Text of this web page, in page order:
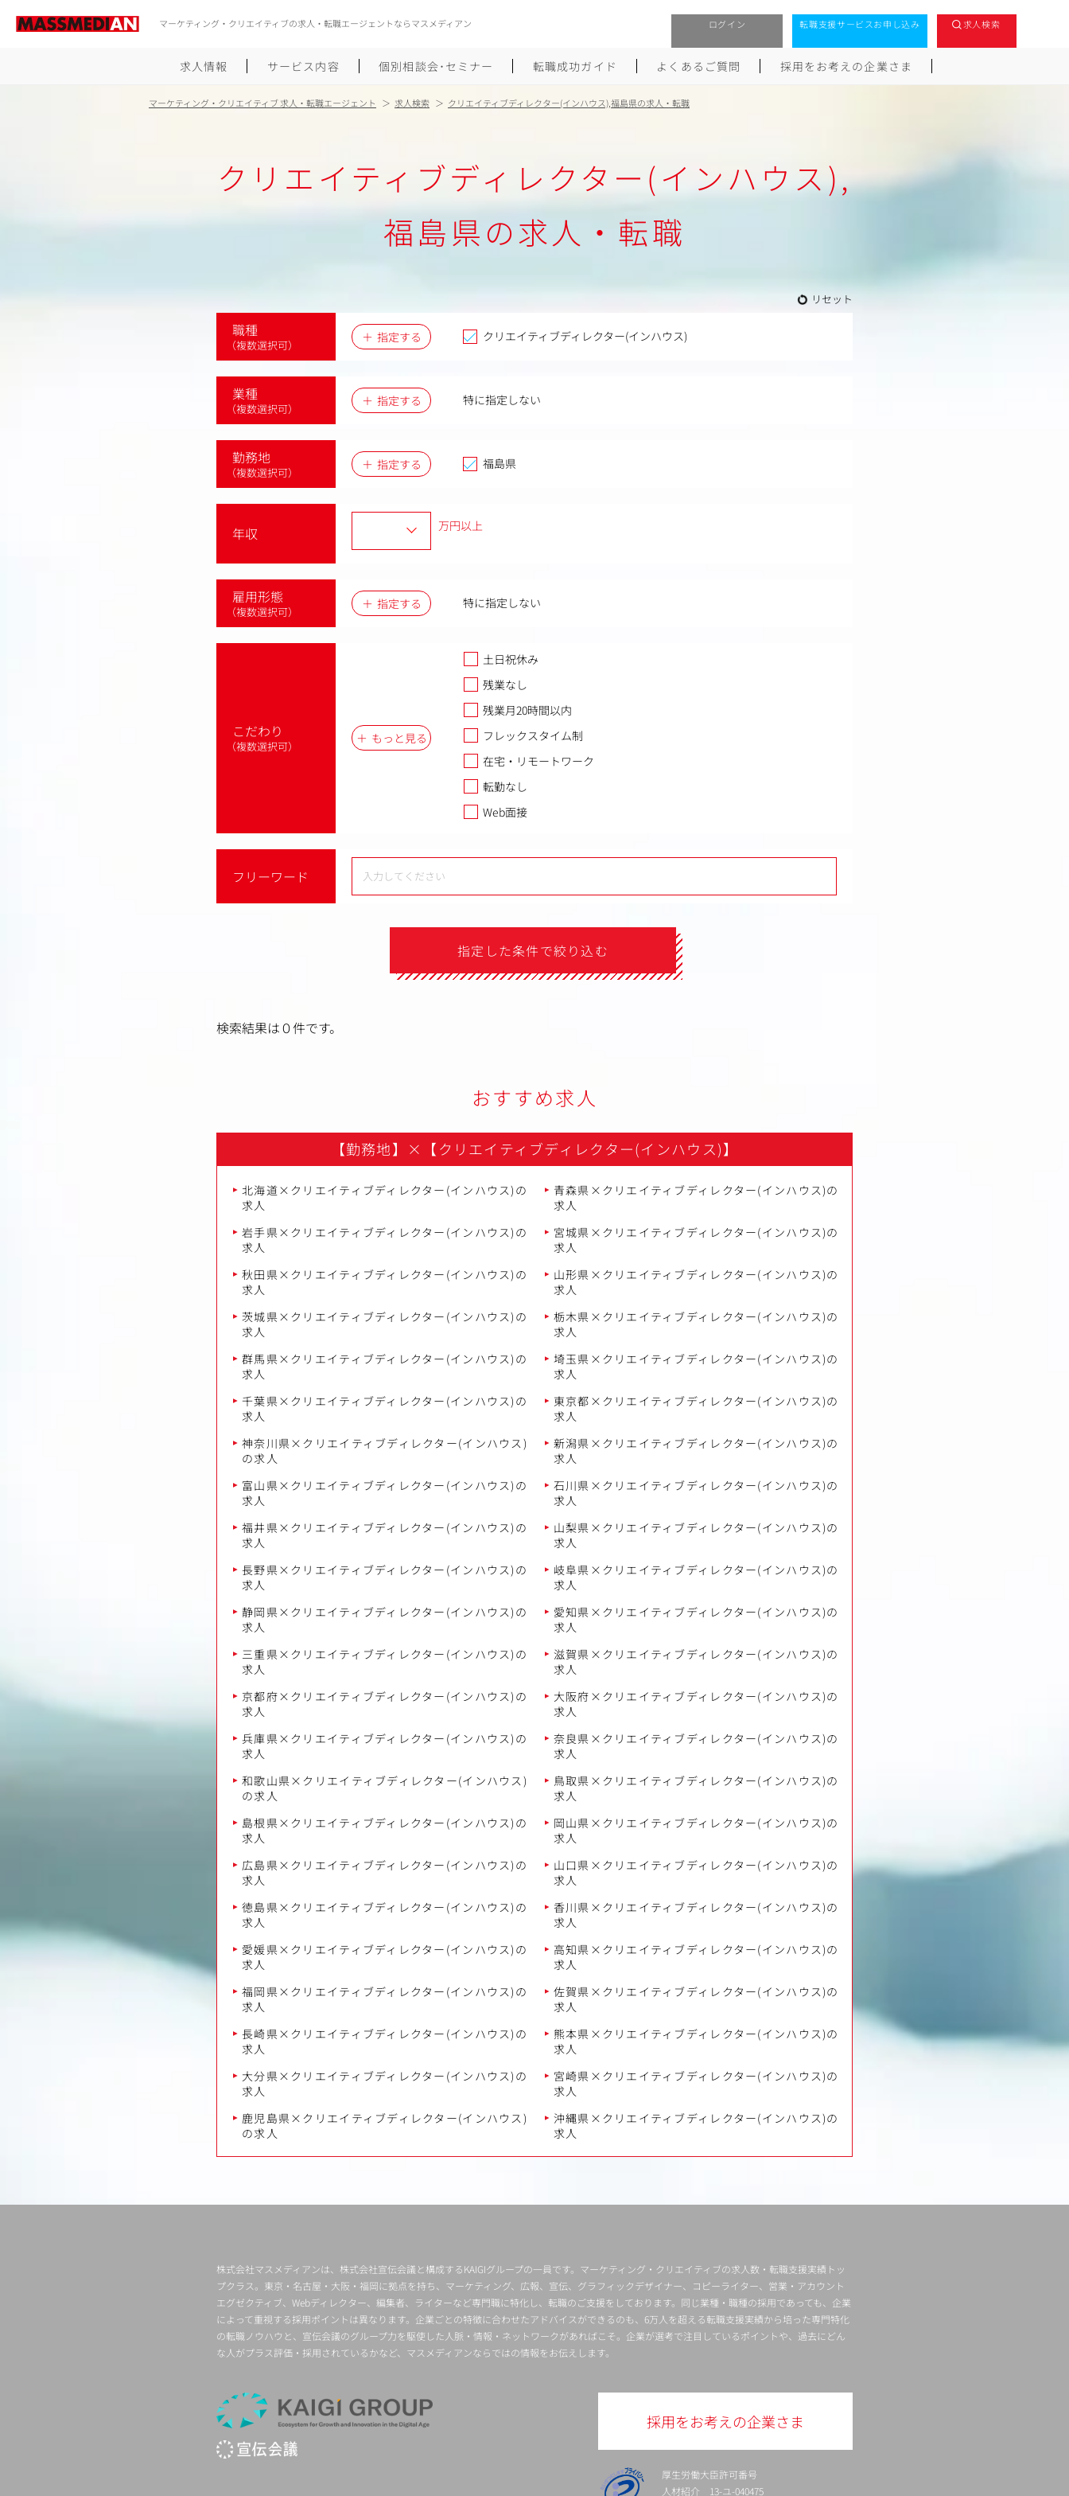
マーケティング・クリエイティブの求人・転職エージェントならマスメディアン ログイン 転職支援サービスお申し込み 求人検索
求人情報 サービス内容 個別相談会･セミナー 転職成功ガイド
履歴書のつくり方
ポートフォリオのつくり方
未経験から広告業界への転職
大手広告会社への転職
しゅふクリ･ママクリ転職
よくあるご質問 採用をお考えの企業さま
マーケティング・クリエイティブ 求人・転職エージェント 求人検索 クリエイティブディレクター(インハウス),福島県の求人・転職
クリエイティブディレクター(インハウス),
福島県の求人・転職
リセット
職種
（複数選択可）
指定する クリエイティブディレクター(インハウス)
業種
（複数選択可）
指定する 特に指定しない
勤務地
（複数選択可）
指定する 福島県
年収 万円以上
雇用形態
（複数選択可）
指定する 特に指定しない
こだわり
（複数選択可）
もっと見る
土日祝休み
残業なし
残業月20時間以内
フレックスタイム制
在宅・リモートワーク
転勤なし
Web面接
フリーワード
指定した条件で絞り込む
検索結果は０件です。
おすすめ求人
【勤務地】 × 【クリエイティブディレクター(インハウス)】
北海道×クリエイティブディレクター(インハウス)の
求人
青森県×クリエイティブディレクター(インハウス)の
求人
岩手県×クリエイティブディレクター(インハウス)の
求人
宮城県×クリエイティブディレクター(インハウス)の
求人
秋田県×クリエイティブディレクター(インハウス)の
求人
山形県×クリエイティブディレクター(インハウス)の
求人
茨城県×クリエイティブディレクター(インハウス)の
求人
栃木県×クリエイティブディレクター(インハウス)の
求人
群馬県×クリエイティブディレクター(インハウス)の
求人
埼玉県×クリエイティブディレクター(インハウス)の
求人
千葉県×クリエイティブディレクター(インハウス)の
求人
東京都×クリエイティブディレクター(インハウス)の
求人
神奈川県×クリエイティブディレクター(インハウス)
の求人
新潟県×クリエイティブディレクター(インハウス)の
求人
富山県×クリエイティブディレクター(インハウス)の
求人
石川県×クリエイティブディレクター(インハウス)の
求人
福井県×クリエイティブディレクター(インハウス)の
求人
山梨県×クリエイティブディレクター(インハウス)の
求人
長野県×クリエイティブディレクター(インハウス)の
求人
岐阜県×クリエイティブディレクター(インハウス)の
求人
静岡県×クリエイティブディレクター(インハウス)の
求人
愛知県×クリエイティブディレクター(インハウス)の
求人
三重県×クリエイティブディレクター(インハウス)の
求人
滋賀県×クリエイティブディレクター(インハウス)の
求人
京都府×クリエイティブディレクター(インハウス)の
求人
大阪府×クリエイティブディレクター(インハウス)の
求人
兵庫県×クリエイティブディレクター(インハウス)の
求人
奈良県×クリエイティブディレクター(インハウス)の
求人
和歌山県×クリエイティブディレクター(インハウス)
の求人
鳥取県×クリエイティブディレクター(インハウス)の
求人
島根県×クリエイティブディレクター(インハウス)の
求人
岡山県×クリエイティブディレクター(インハウス)の
求人
広島県×クリエイティブディレクター(インハウス)の
求人
山口県×クリエイティブディレクター(インハウス)の
求人
徳島県×クリエイティブディレクター(インハウス)の
求人
香川県×クリエイティブディレクター(インハウス)の
求人
愛媛県×クリエイティブディレクター(インハウス)の
求人
高知県×クリエイティブディレクター(インハウス)の
求人
福岡県×クリエイティブディレクター(インハウス)の
求人
佐賀県×クリエイティブディレクター(インハウス)の
求人
長崎県×クリエイティブディレクター(インハウス)の
求人
熊本県×クリエイティブディレクター(インハウス)の
求人
大分県×クリエイティブディレクター(インハウス)の
求人
宮崎県×クリエイティブディレクター(インハウス)の
求人
鹿児島県×クリエイティブディレクター(インハウス)
の求人
沖縄県×クリエイティブディレクター(インハウス)の
求人
株式会社マスメディアンは、株式会社宣伝会議と構成するKAIGIグループの一員です。マーケティング・クリエイティブの求人数・転職支援実績トッ
プクラス。東京・名古屋・大阪・福岡に拠点を持ち、マーケティング、広報、宣伝、グラフィックデザイナー、コピーライター、営業・アカウント
エグゼクティブ、Webディレクター、編集者、ライターなど専門職に特化し、転職のご支援をしております。同じ業種・職種の採用であっても、企業
によって重視する採用ポイントは異なります。企業ごとの特徴に合わせたアドバイスができるのも、6万人を超える転職支援実績から培った専門特化
の転職ノウハウと、宣伝会議のグループ力を駆使した人脈・情報・ネットワークがあればこそ。企業が選考で注目しているポイントや、過去にどん
な人がプラス評価・採用されているかなど、マスメディアンならではの情報をお伝えします。
採用をお考えの企業さま
厚生労働大臣許可番号
人材紹介 13-ユ-040475